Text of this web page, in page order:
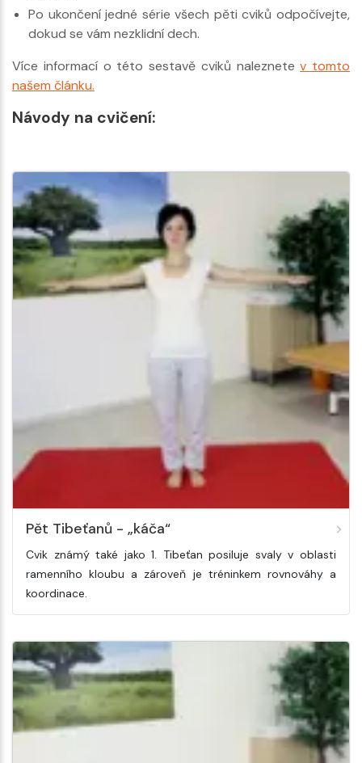
Po ukončení jedné série všech pěti cviků odpočívejte,
dokud se vám nezklidní dech.
Více informací o této sestavě cviků naleznetev tomto
našem článku.
Návody na cvičení:
Pět Tibeťanů - „káča“
Cvik známý také jako 1. Tibeťan posiluje svaly v oblasti
ramenního kloubu a zároveň je tréninkem rovnováhy a
koordinace.